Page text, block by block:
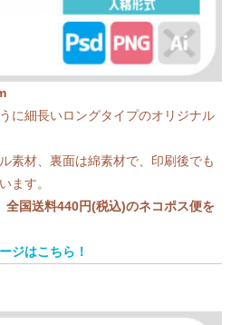
に細長いロングタイプのオリジナル
素材、裏面は綿素材で、印刷後でも
ます。
全国送料440円(税込)のネコポス便を
ジはこちら！